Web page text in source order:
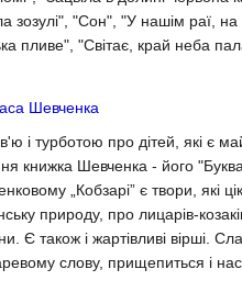
зозулі", "Сон", "У нашім раї, на
пливе", "Світає, край неба
Шевченка
і турботою про дітей, які є
книжка Шевченка - його
„Кобзарі” є твори, які
природу, про лицарів-
Є також і жартівливі вірші.
слову, прищепиться і